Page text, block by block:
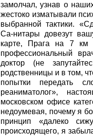
замолчал, узнав о
жестоко изматывали
выбранной тактики.
Са-нитары довезут
карте, Прага на 7 км
профессиональный
доктор (не
родственницы и в том,
попытки передать
реаниматолог»,
московском офисе
недоумевая, почему я
принцип «далеко
происходящего, я